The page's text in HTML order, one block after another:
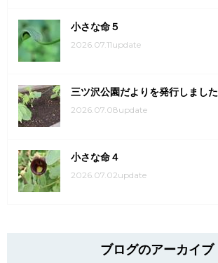
小さな命５
2026.07.11update
三ツ沢公園だよりを発行しました
2026.07.08update
小さな命４
2026.07.02update
ブログのアーカイブ